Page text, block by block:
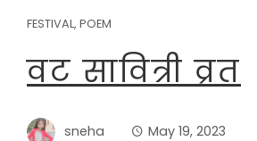
FESTIVAL, POEM
वट सावित्री व्रत
sneha May 19, 2023